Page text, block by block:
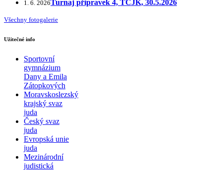
1. 6. 2026Turnaj přípravek 4, TCJK, 30.5.2026
Všechny fotogalerie
Užitečné info
Sportovní
gymnázium
Dany a Emila
Zátopkových
Moravskoslezský
krajský svaz
juda
Český svaz
juda
Evropská unie
juda
Mezinárodní
judistická